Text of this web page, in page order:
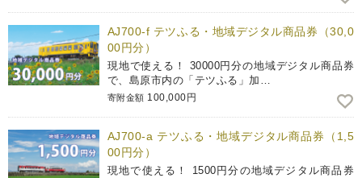
AJ700-f テツふる・地域デジタル商品券（30,0
00円分）
現地で使える！ 30000円分の地域デジタル商品券
で、島原市内の「テツふる」加…
寄附金額 100,000円
AJ700-a テツふる・地域デジタル商品券（1,5
00円分）
現地で使える！ 1500円分の地域デジタル商品券